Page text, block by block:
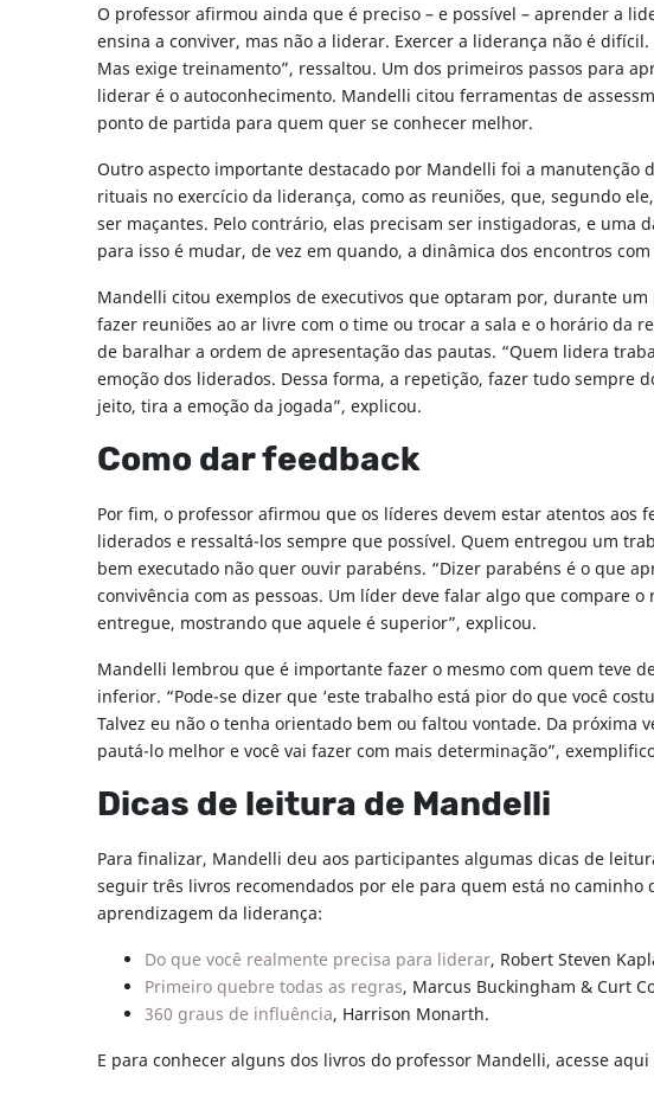
O professor afirmou ainda que é preciso – e possível – aprender a
ensina a conviver, mas não a liderar. Exercer a liderança não é
Mas exige treinamento”, ressaltou. Um dos primeiros passos para
liderar é o autoconhecimento. Mandelli citou ferramentas de
ponto de partida para quem quer se conhecer melhor.
Outro aspecto importante destacado por Mandelli foi a manutenção
rituais no exercício da liderança, como as reuniões, que, segundo
ser maçantes. Pelo contrário, elas precisam ser instigadoras, e uma
para isso é mudar, de vez em quando, a dinâmica dos encontros
Mandelli citou exemplos de executivos que optaram por, durante um
fazer reuniões ao ar livre com o time ou trocar a sala e o horário da
de baralhar a ordem de apresentação das pautas. “Quem lidera
emoção dos liderados. Dessa forma, a repetição, fazer tudo sempre
jeito, tira a emoção da jogada”, explicou.
Como dar feedback
Por fim, o professor afirmou que os líderes devem estar atentos aos
liderados e ressaltá-los sempre que possível. Quem entregou um
bem executado não quer ouvir parabéns. “Dizer parabéns é o que
convivência com as pessoas. Um líder deve falar algo que compare o
entregue, mostrando que aquele é superior”, explicou.
Mandelli lembrou que é importante fazer o mesmo com quem teve
inferior. “Pode-se dizer que ‘este trabalho está pior do que você
Talvez eu não o tenha orientado bem ou faltou vontade. Da próxima
pautá-lo melhor e você vai fazer com mais determinação”,
Dicas de leitura de Mandelli
Para finalizar, Mandelli deu aos participantes algumas dicas de
seguir três livros recomendados por ele para quem está no caminho
aprendizagem da liderança:
Do que você realmente precisa para liderar, Robert Steven
Primeiro quebre todas as regras, Marcus Buckingham & Curt
360 graus de influência, Harrison Monarth.
E para conhecer alguns dos livros do professor Mandelli, acesse aqui